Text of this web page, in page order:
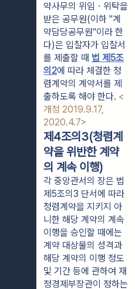
약사무의 위임ㆍ위탁을
받은 공무원(이하 "계
약담당공무원"이라 한
다)은 입찰자가 입찰서
를 제출할 때 법 제5조
의2에 따라 체결한 청
렴계약의 계약서를 제
출하도록 해야 한다. <
개정 2019.9.17,
2020.4.7>
제4조의3(청렴계
약을 위반한 계약
의 계속 이행)
각 중앙관서의 장은 법
제5조의3 단서에 따라
청렴계약을 지키지 아
니한 해당 계약의 계속
이행을 승인할 때에는
계약 대상물의 성격과
해당 계약의 이행 정도
및 기간 등에 관하여 재
정경제부장관이 정하는